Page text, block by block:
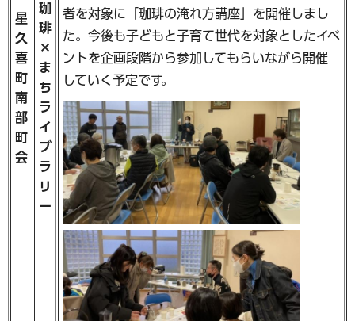
星
久
喜
町
南
部
町
会
珈
琲
×
ま
ち
ラ
イ
ブ
ラ
リ
ー
者を対象に「珈琲の淹れ方講座」を開催しまし
た。今後も子どもと子育て世代を対象としたイベ
ントを企画段階から参加してもらいながら開催
していく予定です。